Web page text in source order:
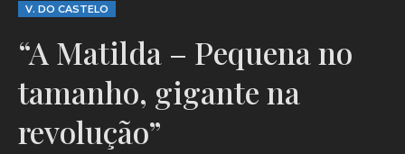
VALE DO MINHO MINHO MUNDO ESPANHA NORTE
VILA PRAIA DE ÂNCORA
V. DO CASTELO
“A Matilda – Pequena no
tamanho, gigante na
revolução”